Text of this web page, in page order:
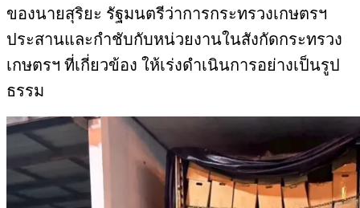
ของนายสุริยะ รัฐมนตรีว่าการกระทรวงเกษตรฯ
ประสานและกำชับกับหน่วยงานในสังกัดกระทรวง
เกษตรฯ ที่เกี่ยวข้อง ให้เร่งดำเนินการอย่างเป็นรูป
ธรรม